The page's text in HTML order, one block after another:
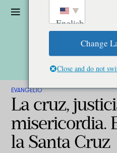
EVANGELIO
La cruz,
misericordia.
la Santa Cruz
English
Change
Close and do not